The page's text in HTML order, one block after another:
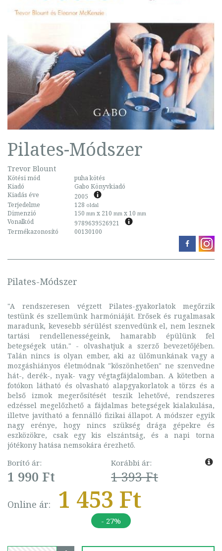
Pilates-Módszer
Trevor Blount
Kötési mód
puha kötés
Kiadó
Gabo Könyvkiadó
Kiadás éve
2005
Terjedelme
128 oldal
Dimenzió 150 mm x 210 mm x 10 mm
Vonalkód
9789639526921
Termékazonosító
00130100
Pilates-Módszer
"A rendszeresen végzett Pilates-gyakorlatok megőrzik
testünk és szellemünk harmóniáját. Erősek és rugalmasak
maradunk, kevesebb sérülést szenvedünk el, nem lesznek
tartási rendellenességeink, hamarabb épülünk fel
betegségek után." - olvashatjuk a szerző bevezetőjében.
Talán nincs is olyan ember, aki az ülőmunkának vagy a
mozgáshiányos életmódnak "köszönhetően" ne szenvedne
hát-, derék-, nyak- vagy végtagfájdalomban. A kötetben a
fotókon látható és olvasható alapgyakorlatok a törzs és a
belső izmok megerősítését teszik lehetővé, rendszeres
edzéssel megelőzhető a fájdalmas betegségek kialakulása,
illetve javítható a fennálló fizikai állapot. A módszer egyik
nagy erénye, hogy nincs szükség drága gépekre és
eszközökre, csak egy kis elszántság, és a napi torna
jótékony hatása nemsokára érezhető.
Borító ár:
1 990 Ft
Korábbi ár:
1 393 Ft
Online ár: 1 453 Ft
- 27%